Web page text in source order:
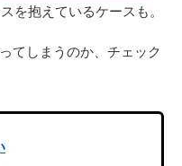
を抱えているケースも。
てしまうのか、チェック